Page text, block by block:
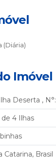
(Diária)
Imóvel
Deserta , N°:
de 4 Ilhas
Catarina, Brasil